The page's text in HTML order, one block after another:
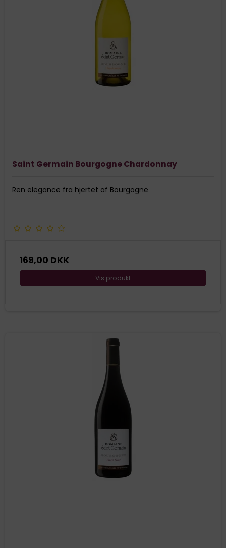
Saint Germain Bourgogne Chardonnay
Ren elegance fra hjertet af Bourgogne
169,00 DKK
Vis produkt